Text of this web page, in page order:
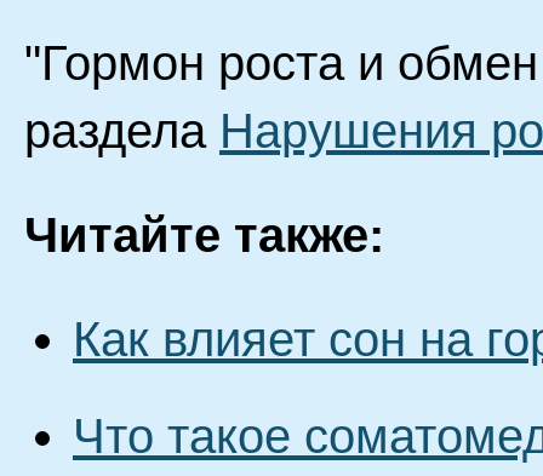
"Гормон роста и
раздела Нарушения
Читайте также:
Как влияет сон на
Что такое